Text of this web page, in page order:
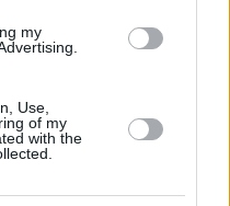
my
Use,
of my
with the